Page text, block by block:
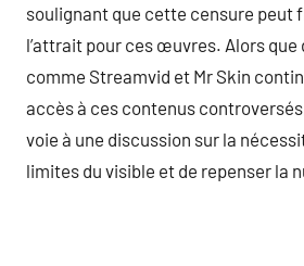
soulignant que cette censure peut
l’attrait pour ces œuvres. Alors
comme Streamvid et Mr Skin
accès à ces contenus
voie à une discussion sur la
limites du visible et de repenser la